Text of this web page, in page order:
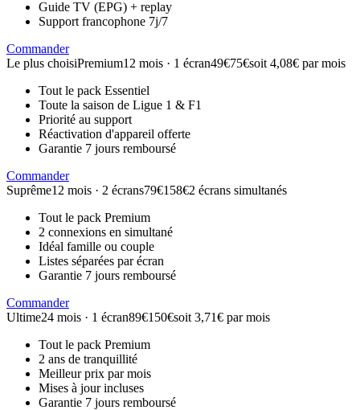
Guide TV (EPG) + replay
Support francophone 7j/7
Commander
Le plus choisiPremium12 mois · 1 écran49€75€soit 4,08€ par mois
Tout le pack Essentiel
Toute la saison de Ligue 1 & F1
Priorité au support
Réactivation d'appareil offerte
Garantie 7 jours remboursé
Commander
Suprême12 mois · 2 écrans79€158€2 écrans simultanés
Tout le pack Premium
2 connexions en simultané
Idéal famille ou couple
Listes séparées par écran
Garantie 7 jours remboursé
Commander
Ultime24 mois · 1 écran89€150€soit 3,71€ par mois
Tout le pack Premium
2 ans de tranquillité
Meilleur prix par mois
Mises à jour incluses
Garantie 7 jours remboursé